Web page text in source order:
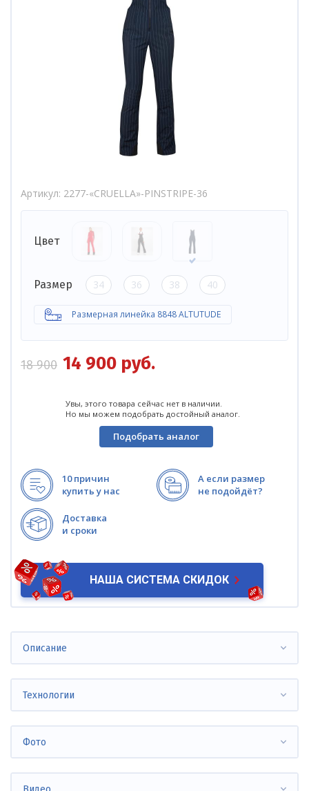
Артикул 2277-«СRUELLA»-PINSTRIPE-36
Цвет
Размер 34 36 38 40
Размерная линейка 8848 ALTUTUDE
18 900 14 900 руб.
Увы, этого товара сейчас нет в наличии.
Но мы можем подобрать достойный аналог.
Подобрать аналог
10 причин
купить у нас
А если размер
не подойдёт?
Доставка
и сроки
НАША СИСТЕМА СКИДОК
Описание
Технологии
Фото